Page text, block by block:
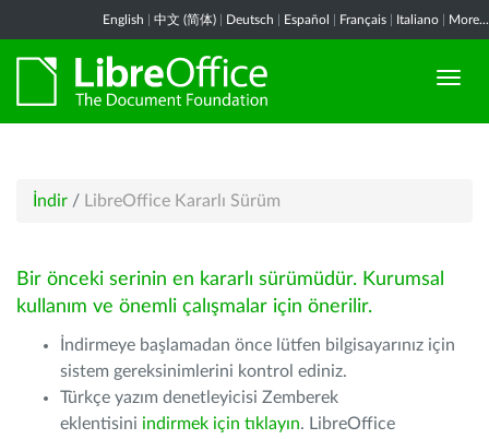
English 中文 (简体) Deutsch Español Français Italiano More...
İndir / LibreOffice Kararlı Sürüm
Bir önceki serinin en kararlı sürümüdür. Kurumsal
kullanım ve önemli çalışmalar için önerilir.
İndirmeye başlamadan önce lütfen bilgisayarınız için
sistem gereksinimlerini kontrol ediniz.
Türkçe yazım denetleyicisi Zemberek
eklentisini indirmek için tıklayın. LibreOffice